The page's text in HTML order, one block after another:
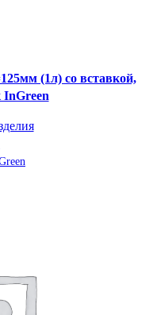
(1л) со вставкой,
InGreen